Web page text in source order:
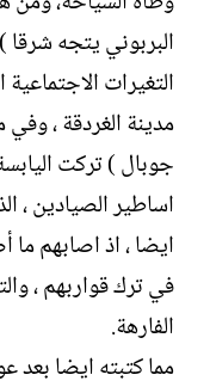
البربوني يتجه
التغيرات
مدينة الغردقة ، وفي
جوبال ) تركت
اساطير الصيادين ،
ايضا ، اذ اصابهم
في ترك قواربهم ،
الفارهة.
مما كتبته ايضا